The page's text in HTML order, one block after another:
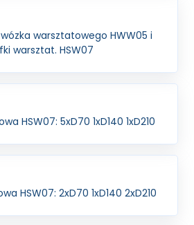
warsztatowego HWW05 i
warsztat. HSW07
HSW07: 5xD70 1xD140 1xD210
HSW07: 2xD70 1xD140 2xD210